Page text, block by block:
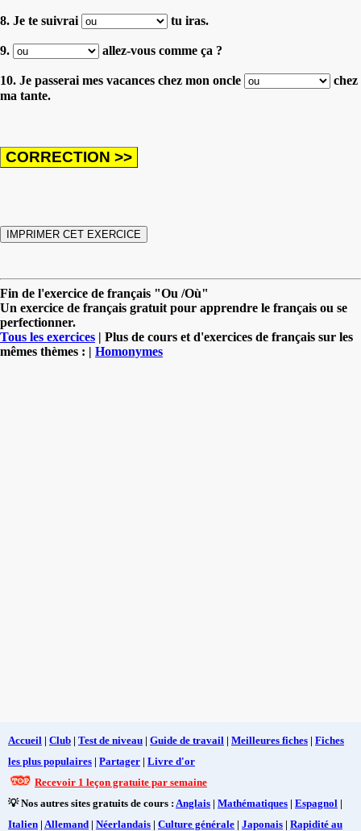
8. Je te suivrai tu iras.
9. allez-vous comme ça ?
10. Je passerai mes vacances chez mon oncle
chez
ma tante.
Fin de l'exercice de français "Ou /Où"
Un exercice de français gratuit pour apprendre le français ou se
perfectionner.
Tous les exercices | Plus de cours et d'exercices de français sur les
mêmes thèmes : | Homonymes
Accueil | Club | Test de niveau | Guide de travail | Meilleures fiches | Fiches
les plus populaires | Partager | Livre d'or
Recevoir 1 leçon gratuite par semaine
💡 Nos autres sites gratuits de cours : Anglais | Mathématiques | Espagnol |
Italien | Allemand | Néerlandais | Culture générale | Japonais | Rapidité au